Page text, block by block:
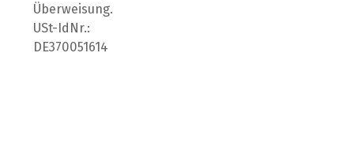
Überweisung.
USt-IdNr.:
DE370051614